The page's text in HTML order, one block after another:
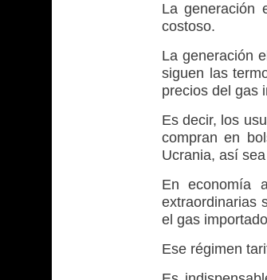
La generación
costoso.
La generación
siguen las
precios del gas
Es decir, los
compran en
Ucrania, así
En economía
extraordinarias
el gas
Ese régimen